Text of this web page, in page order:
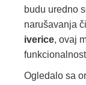
budu uredno
narušavanja
iverice, ovaj
Ogledalo sa